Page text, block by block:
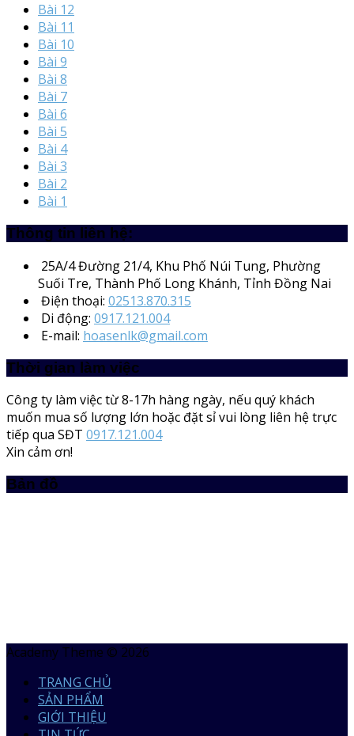
Bài 12
Bài 11
Bài 10
Bài 9
Bài 8
Bài 7
Bài 6
Bài 5
Bài 4
Bài 3
Bài 2
Bài 1
Thông tin liên hệ:
25A/4Đường 21/4, Khu Phố Núi Tung, Phường
Suối Tre, Thành Phố Long Khánh, Tỉnh Đồng Nai
Điện thoại: 02513.870.315
Di động: 0917.121.004
E-mail: hoasenlk@gmail.com
Thời gian làm việc
Công ty làm việc từ 8-17h hàng ngày, nếu quý khách
muốn mua số lượng lớn hoặc đặt sỉ vui lòng liên hệ trực
tiếp qua SĐT 0917.121.004
Xin cảm ơn!
Bản đồ
Academy Theme © 2026
TRANG CHỦ
SẢN PHẨM
GIỚI THIỆU